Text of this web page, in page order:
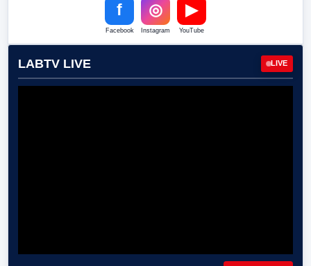
f
Facebook
◎
Instagram
▶
YouTube
LABTV LIVE LIVE